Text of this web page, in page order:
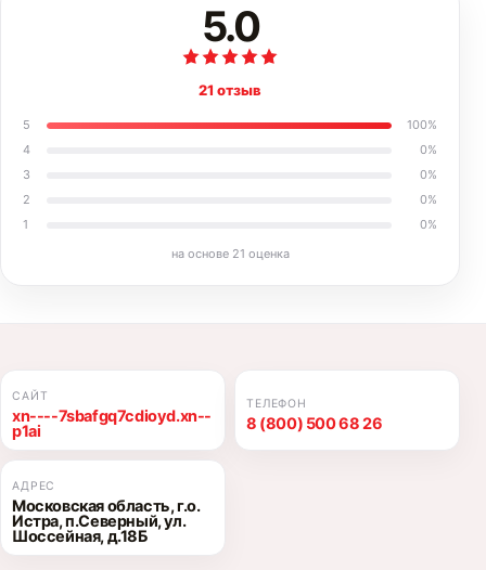
5.0
21 отзыв
5 100%
4
0%
3
0%
2
0%
1
0%
на основе 21 оценка
САЙТ
xn----7sbafgq7cdioyd.xn--
p1ai
ТЕЛЕФОН
8 (800) 500 68 26
АДРЕС
Московская область, г.о.
Истра, п.Северный, ул.
Шоссейная, д.18Б